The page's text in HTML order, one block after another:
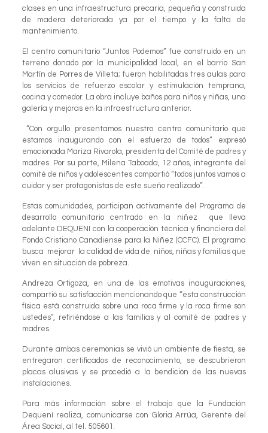
clases en una infraestructura precaria, pequeña y construida
de madera deteriorada ya por el tiempo y la falta de
mantenimiento.
El centro comunitario “Juntos Podemos” fue construido en un
terreno donado por la municipalidad local, en el barrio San
Martín de Porres de Villeta; fueron habilitadas tres aulas para
los servicios de refuerzo escolar y estimulación temprana,
cocina y comedor. La obra incluye baños para niños y niñas, una
galería y mejoras en la infraestructura anterior.
“Con orgullo presentamos nuestro centro comunitario que
estamos inaugurando con el esfuerzo de todos” expresó
emocionada Mariza Rivarola, presidenta del Comité de padres y
madres. Por su parte, Milena Taboada, 12 años, integrante del
comité de niños y adolescentes compartió “todos juntos vamos a
cuidar y ser protagonistas de este sueño realizado”.
Estas comunidades, participan activamente del Programa de
desarrollo comunitario centrado en la niñez que lleva
adelante DEQUENI con la cooperación técnica y financiera del
Fondo Cristiano Canadiense para la Niñez (CCFC). El programa
busca mejorar la calidad de vida de niños, niñas y familias que
viven en situación de pobreza.
Andreza Ortigoza, en una de las emotivas inauguraciones,
compartió su satisfacción mencionando que “esta construcción
física está construida sobre una roca firme y la roca firme son
ustedes”, refiriéndose a las familias y al comité de padres y
madres.
Durante ambas ceremonias se vivió un ambiente de fiesta, se
entregaron certificados de reconocimiento, se descubrieron
placas alusivas y se procedió a la bendición de las nuevas
instalaciones.
Para más información sobre el trabajo que la Fundación
Dequení realiza, comunicarse con Gloria Arrúa, Gerente del
Área Social, al tel. 505601.